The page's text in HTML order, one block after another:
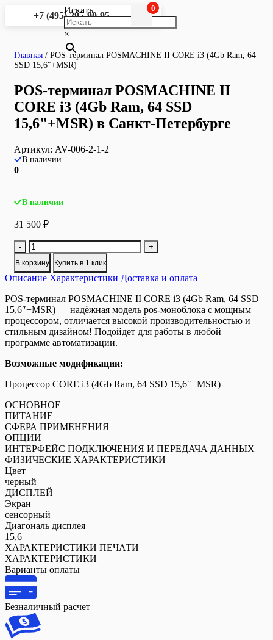
+7 (495) 295-90-95
Искать
×
0
Главная / POS-терминал POSMACHINE II CORE i3 (4Gb Ram, 64
SSD 15,6″+MSR)
POS-терминал POSMACHINE II
CORE i3 (4Gb Ram, 64 SSD
15,6"+MSR) в Санкт-Петербурге
Артикул: AV-006-2-1-2
В наличии
0
В наличии
31 500 ₽
-
Количество
товара
POS-
терминал
II
CORE
i3
(4Gb
Ram,
SSD
+
В корзину Купить в 1 клик
Описание Характеристики Доставка и оплата
POS-терминал POSMACHINE II CORE i3 (4Gb Ram, 64 SSD
15,6″+MSR) — надёжная модель pos-моноблока с мощным
процессором, отличается высокой производительностью и
стильным дизайном! Подойдет для работы в любой
программе автоматизации.
Возможные модификации:
Процессор CORE i3 (4Gb Ram, 64 SSD 15,6″+MSR)
ОСНОВНОЕ
ПИТАНИЕ
СФЕРА ПРИМЕНЕНИЯ
ОПЦИИ
ИНТЕРФЕЙС ПОДКЛЮЧЕНИЯ И ПЕРЕДАЧА ДАННЫХ
ФИЗИЧЕСКИЕ ХАРАКТЕРИСТИКИ
Цвет
черный
ДИСПЛЕЙ
Экран
сенсорный
Диагональ дисплея
15,6
ХАРАКТЕРИСТИКИ ПЕЧАТИ
ХАРАКТЕРИСТИКИ
Варианты оплаты
Безналичный расчет